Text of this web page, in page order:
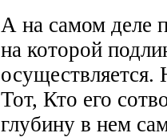
А на самом деле
на которой
осуществляется.
Тот, Кто его
глубину в нем